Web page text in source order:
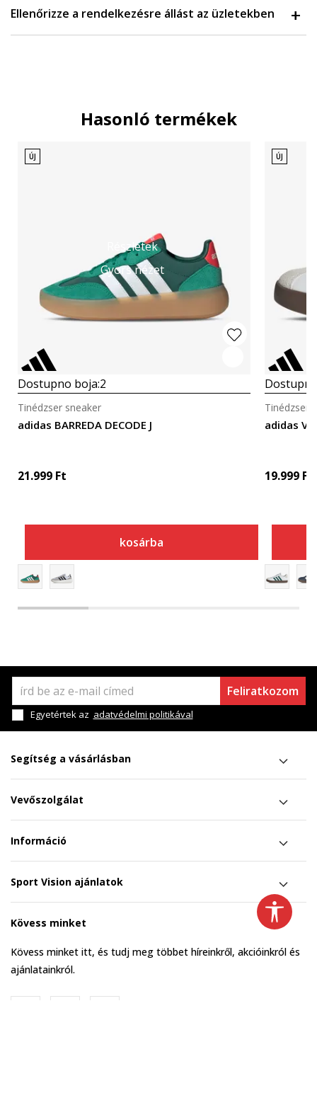
Ellenőrizze a rendelkezésre állást az üzletekben
Hasonló termékek
Részletek
Gyors nézet
ÚJ
Dostupno boja:2
adidas BARREDA DECODE J
Tinédzser sneaker
21.999 Ft
kosárba
ÚJ
adidas VL
Tinédzser
19.999 Ft
Feliratkozom
Egyetértek az adatvédelmi politikával
Segítség a vásárlásban
Vevőszolgálat
Információ
Sport Vision ajánlatok
Kövess minket
Kövess minket itt, és tudj meg többet híreinkről, akcióinkról és
ajánlatainkról.